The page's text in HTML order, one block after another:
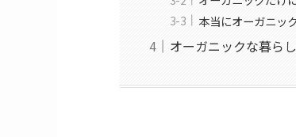
本当にオーガニッ
オーガニックな暮ら